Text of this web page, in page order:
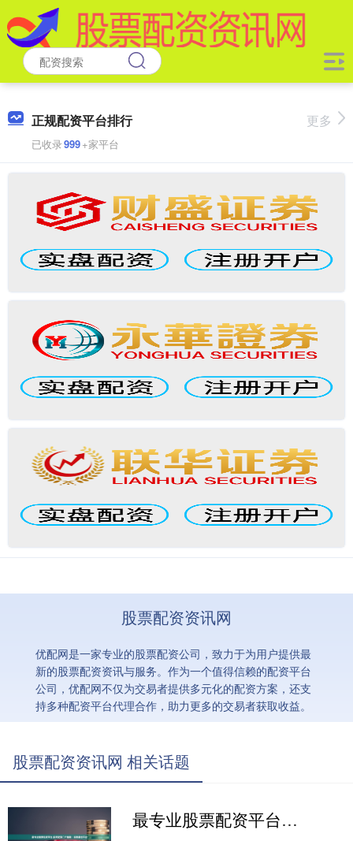
正规配资平台排行
已收录999+家平台
更多
股票配资资讯网
优配网是一家专业的股票配资公司，致力于为用户提供最
新的股票配资资讯与服务。作为一个值得信赖的配资平台
公司，优配网不仅为交易者提供多元化的配资方案，还支
持多种配资平台代理合作，助力更多的交易者获取收益。
股票配资资讯网 相关话题
最专业股票配资平台 股票配资门户指南：探索最佳平台